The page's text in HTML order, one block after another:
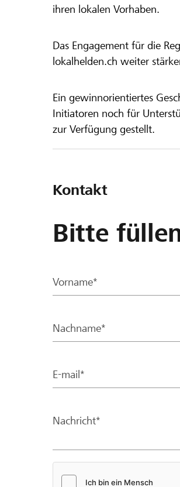
ihren lokalen Vorhaben.
Das Engagement für die
lokalhelden.ch weiter
Ein gewinnorientiertes
Initiatoren noch für
zur Verfügung gestellt.
Kontakt
Bitte
Vorname*
Nachname*
E-mail*
Nachricht*